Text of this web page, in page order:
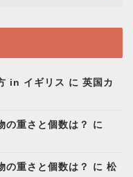
in イギリス に 英国カ
の重さと個数は？
に
の重さと個数は？ に 松